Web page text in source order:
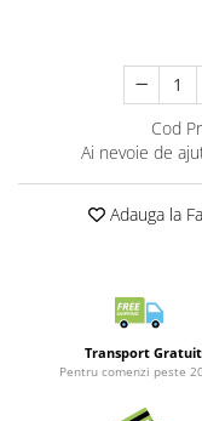
Cani/Pahare
Brelocuri
Plusuri si papusi
Studio Ghibli/My
Cod
Ai nevoie de
Adauga la
Transport
Pentru comenzi peste